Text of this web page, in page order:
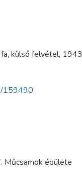
fa, külső felvétel, 1943
159490
Műcsarnok épülete